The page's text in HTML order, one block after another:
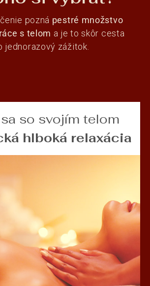
pozná pestré množstvo
s telom a je to skôr cesta
jednorazový zážitok.
so svojím telom
hlboká relaxácia